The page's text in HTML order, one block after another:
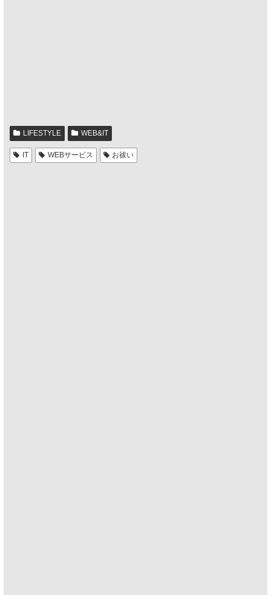
LIFESTYLE WEB&IT
IT WEBサービス お祓い